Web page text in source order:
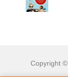
Copyright